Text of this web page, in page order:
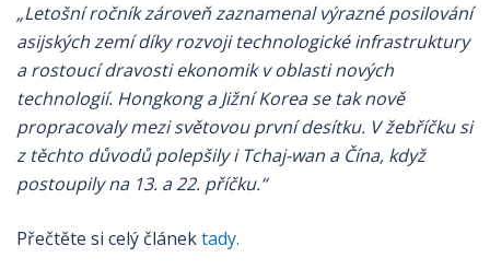
„Letošní ročník zároveň zaznamenal výrazné posilování
asijských zemí díky rozvoji technologické infrastruktury
a rostoucí dravosti ekonomik v oblasti nových
technologií. Hongkong a Jižní Korea se tak nově
propracovaly mezi světovou první desítku. V žebříčku si
z těchto důvodů polepšily i Tchaj-wan a Čína, když
postoupily na 13. a 22. příčku.“
Přečtěte si celý článektady.